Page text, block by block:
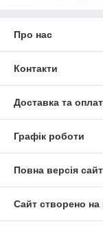
Про нас
Контакти
Доставка та
Графік роботи
Повна версія
Сайт створено на